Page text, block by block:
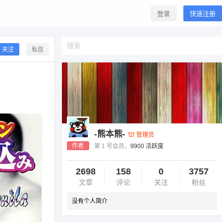
登录 快速注册
关注 私信
作者
-熊本熊-
管理员
第 1 号会员， 9900 活跃度
2698
文章
158
评论
0
关注
3757
粉丝
没有个人简介